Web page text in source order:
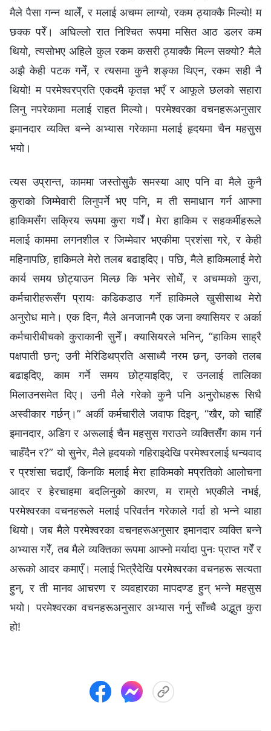
मैले पैसा गन्न थालेँ, र मलाई अचम्म लाग्यो, रकम ठ्याक्कै मिल्यो! म
छक्क परेँ। अघिल्लो रात निश्चित रूपमा मसित आठ डलर कम
थियो, त्यसोभए अहिले कुल रकम कसरी ठ्याक्कै मिल्न सक्यो? मैले
अझै केही पटक गनेँ, र त्यसमा कुनै शङ्का थिएन, रकम सही नै
थियो! म परमेश्‍वरप्रति एकदमै कृतज्ञ भएँ र आफूले छलको सहारा
लिनु नपरेकामा मलाई राहत मिल्यो। परमेश्‍वरका वचनहरूअनुसार
इमानदार व्यक्ति बन्ने अभ्यास गरेकामा मलाई हृदयमा चैन महसुस
भयो।
त्यस उप्रान्त, काममा जस्तोसुकै समस्या आए पनि वा मैले कुनै
कुराको जिम्मेवारी लिनुपर्ने भए पनि, म ती समाधान गर्न आफ्ना
हाकिमसँग सक्रिय रूपमा कुरा गर्थेँ। मेरा हाकिम र सहकर्मीहरूले
मलाई काममा लगनशील र जिम्मेवार भएकीमा प्रशंसा गरे, र केही
महिनापछि, हाकिमले मेरो तलब बढाइदिए। पछि, मैले हाकिमलाई मेरो
कार्य समय छोट्याउन मिल्छ कि भनेर सोधेँ, र अचम्मको कुरा,
कर्मचारीहरूसँग प्रायः कडिकडाउ गर्ने हाकिमले खुसीसाथ मेरो
अनुरोध माने। एक दिन, मैले अनजानमै एक जना क्यासियर र अर्का
कर्मचारीबीचको कुराकानी सुनेँ। क्यासियरले भनिन्, “हाकिम साह्रै
पक्षपाती छन्; उनी मेरिडिथप्रति असाध्यै नरम छन्, उनको तलब
बढाइदिए, काम गर्ने समय छोट्याइदिए, र उनलाई तालिका
मिलाउनसमेत दिए। उनी मैले गरेको कुनै पनि अनुरोधहरू सिधै
अस्वीकार गर्छन्।” अर्की कर्मचारीले जवाफ दिइन्, “खैर, को चाहिँ
इमानदार, अडिग र अरूलाई चैन महसुस गराउने व्यक्तिसँग काम गर्न
चाहँदैन र?” यो सुनेर, मैले हृदयको गहिराइदेखि परमेश्‍वरलाई धन्यवाद
र प्रशंसा चढाएँ, किनकि मलाई मेरा हाकिमको मप्रतिको आलोचना
आदर र हेरचाहमा बदलिनुको कारण, म राम्रो भएकीले नभई,
परमेश्‍वरका वचनहरूले मलाई परिवर्तन गरेकाले गर्दा हो भन्ने थाहा
थियो। जब मैले परमेश्‍वरका वचनहरूअनुसार इमानदार व्यक्ति बन्ने
अभ्यास गरेँ, तब मैले व्यक्तिका रूपमा आफ्नो मर्यादा पुनः प्राप्त गरेँ र
अरूको आदर कमाएँ। मलाई भित्रैदेखि परमेश्‍वरका वचनहरू सत्यता
हुन्, र ती मानव आचरण र व्यवहारका मापदण्ड हुन् भन्ने महसुस
भयो। परमेश्‍वरका वचनहरूअनुसार अभ्यास गर्नु साँच्चै अद्भुत कुरा
हो!